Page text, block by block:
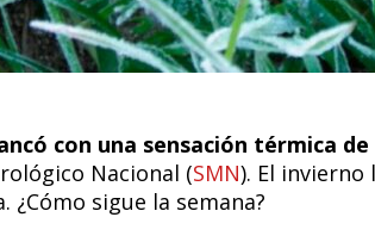
con una sensación térmica
Nacional (SMN). El
¿Cómo sigue la semana?